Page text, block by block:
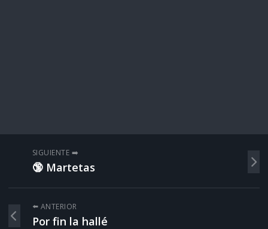
SIGUIENTE ➡️
🔞 Martetas
⬅️ ANTERIOR
Por fin la hallé